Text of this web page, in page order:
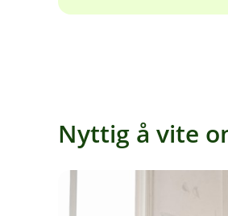
Nyttig å vite